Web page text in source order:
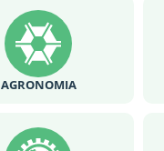
AGRONOMIA